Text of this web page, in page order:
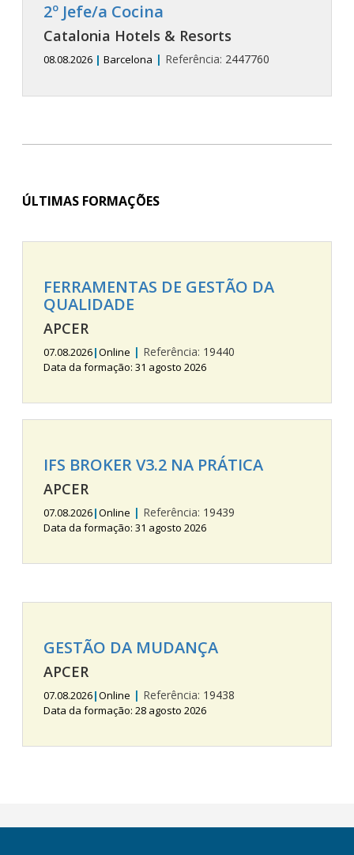
2º Jefe/a Cocina
Catalonia Hotels & Resorts
08.08.2026 | Barcelona | Referência: 2447760
ÚLTIMAS FORMAÇÕES
FERRAMENTAS DE GESTÃO DA
QUALIDADE
APCER
07.08.2026|Online | Referência: 19440
Data da formação: 31 agosto 2026
IFS BROKER V3.2 NA PRÁTICA
APCER
07.08.2026|Online | Referência: 19439
Data da formação: 31 agosto 2026
GESTÃO DA MUDANÇA
APCER
07.08.2026|Online | Referência: 19438
Data da formação: 28 agosto 2026